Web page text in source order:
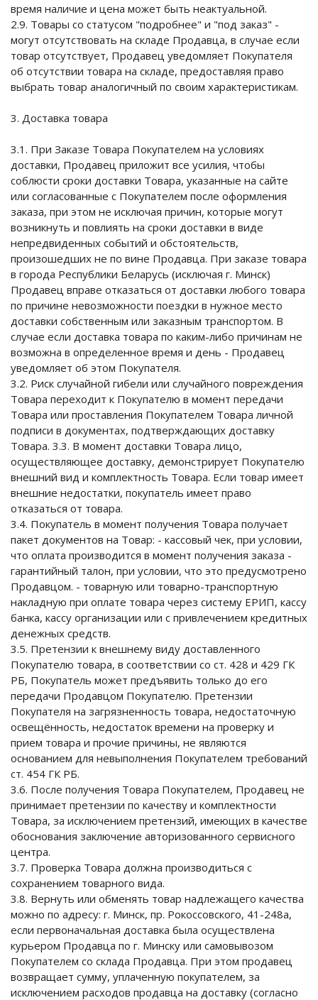
время наличие и цена может быть неактуальной.
2.9. Товары со статусом "подробнее" и "под заказ" -
могут отсутствовать на складе Продавца, в случае если
товар отсутствует, Продавец уведомляет Покупателя
об отсутствии товара на складе, предоставляя право
выбрать товар аналогичный по своим характеристикам.
3. Доставка товара
3.1. При Заказе Товара Покупателем на условиях
доставки, Продавец приложит все усилия, чтобы
соблюсти сроки доставки Товара, указанные на сайте
или согласованные с Покупателем после оформления
заказа, при этом не исключая причин, которые могут
возникнуть и повлиять на сроки доставки в виде
непредвиденных событий и обстоятельств,
произошедших не по вине Продавца. При заказе товара
в города Республики Беларусь (исключая г. Минск)
Продавец вправе отказаться от доставки любого товара
по причине невозможности поездки в нужное место
доставки собственным или заказным транспортом. В
случае если доставка товара по каким-либо причинам не
возможна в определенное время и день - Продавец
уведомляет об этом Покупателя.
3.2. Риск случайной гибели или случайного повреждения
Товара переходит к Покупателю в момент передачи
Товара или проставления Покупателем Товара личной
подписи в документах, подтверждающих доставку
Товара. 3.3. В момент доставки Товара лицо,
осуществляющее доставку, демонстрирует Покупателю
внешний вид и комплектность Товара. Если товар имеет
внешние недостатки, покупатель имеет право
отказаться от товара.
3.4. Покупатель в момент получения Товара получает
пакет документов на Товар: - кассовый чек, при условии,
что оплата производится в момент получения заказа -
гарантийный талон, при условии, что это предусмотрено
Продавцом. - товарную или товарно-транспортную
накладную при оплате товара через систему ЕРИП, кассу
банка, кассу организации или с привлечением кредитных
денежных средств.
3.5. Претензии к внешнему виду доставленного
Покупателю товара, в соответствии со ст. 428 и 429 ГК
РБ, Покупатель может предъявить только до его
передачи Продавцом Покупателю. Претензии
Покупателя на загрязненность товара, недостаточную
освещённость, недостаток времени на проверку и
прием товара и прочие причины, не являются
основанием для невыполнения Покупателем требований
ст. 454 ГК РБ.
3.6. После получения Товара Покупателем, Продавец не
принимает претензии по качеству и комплектности
Товара, за исключением претензий, имеющих в качестве
обоснования заключение авторизованного сервисного
центра.
3.7. Проверка Товара должна производиться с
сохранением товарного вида.
3.8. Вернуть или обменять товар надлежащего качества
можно по адресу: г. Минск, пр. Рокоссовского, 41-248а,
если первоначальная доставка была осуществлена
курьером Продавца по г. Минску или самовывозом
Покупателем со склада Продавца. При этом продавец
возвращает сумму, уплаченную покупателем, за
исключением расходов продавца на доставку (согласно